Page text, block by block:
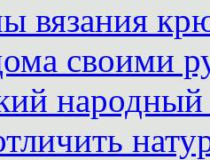
вязания
своими